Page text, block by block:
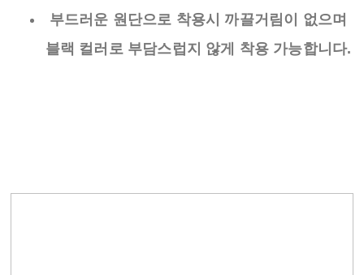
부드러운 원단으로 착용시 까끌거림이 없으며
블랙 컬러로 부담스럽지 않게 착용 가능합니다.